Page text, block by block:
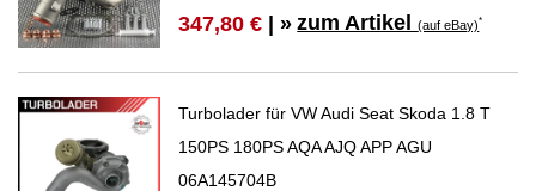
347,80 € | » zum Artikel(auf eBay)*
Turbolader für VW Audi Seat Skoda 1.8 T
150PS 180PS AQA AJQ APP AGU
06A145704B